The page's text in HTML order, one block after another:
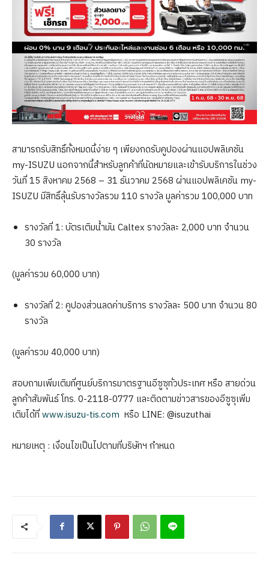
สามารถรับสิทธิ์ทั้งหมดนี้ง่าย ๆ เพียงกดรับคูปองผ่านแอปพลิเคชัน
my-ISUZU นอกจากนี้สำหรับลูกค้าที่นัดหมายและเข้ารับบริการในช่วง
วันที่ 15 สิงหาคม 2568 – 31 ธันวาคม 2568 ผ่านแอปพลิเคชัน my-
ISUZU มีสิทธิ์ลุ้นรับรางวัลรวม 110 รางวัล มูลค่ารวม 100,000 บาท
รางวัลที่ 1: บัตรเติมน้ำมัน Caltex รางวัลละ 2,000 บาท จำนวน
30 รางวัล
(มูลค่ารวม 60,000 บาท)
รางวัลที่ 2: คูปองส่วนลดค่าบริการ รางวัลละ 500 บาท จำนวน 80
รางวัล
(มูลค่ารวม 40,000 บาท)
สอบถามเพิ่มเติมที่ศูนย์บริการมาตรฐานอีซูซุทั่วประเทศ หรือ สายด่วน
ลูกค้าสัมพันธ์ โทร. 0-2118-0777 และติดตามข่าวสารของอีซูซุเพิ่ม
เติมได้ที่www.isuzu-tis.com หรือ LINE: @isuzuthai
หมายเหตุ : เงื่อนไขเป็นไปตามที่บริษัทฯ กำหนด